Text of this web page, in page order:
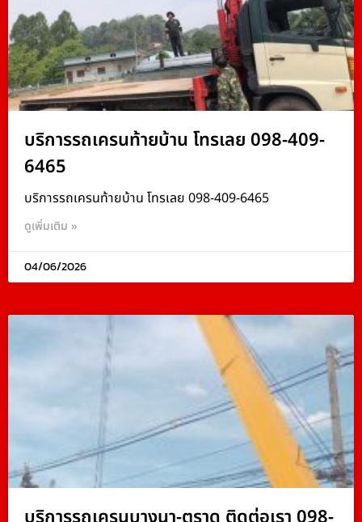
บริการรถเครนท้ายบ้าน โทรเลย 098-409-
6465
บริการรถเครนท้ายบ้าน โทรเลย 098-409-6465
ดูเพิ่มเติม »
04/06/2026